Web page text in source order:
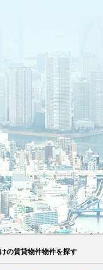
の賃貸物件物件を探す